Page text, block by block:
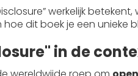
werkelijk
dit boek je een unieke
in de